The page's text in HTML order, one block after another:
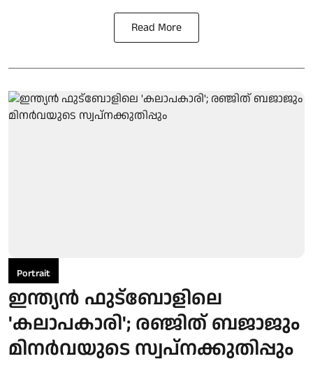
Read More
Portrait
ഇന്ത്യന്‍ ഫുട്‌ബോളിലെ
'കലാപകാരി'; രഞ്ജിത് ബജാജും
മിനര്‍വയുടെ സ്വപ്നക്കുതിപ്പും